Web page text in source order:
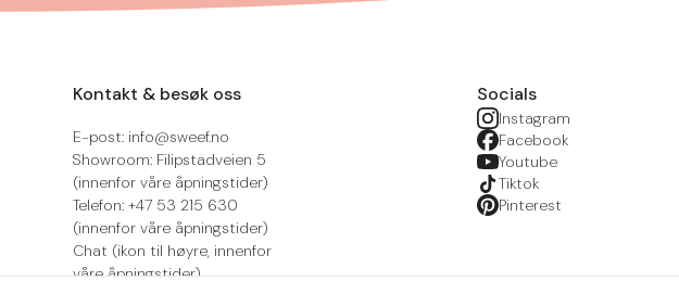
Kontakt & besøk oss
E-post: info@sweef.no
Showroom: Filipstadveien 5
(innenfor våre åpningstider)
Telefon: +47 53 215 630
(innenfor våre åpningstider)
Chat (ikon til høyre, innenfor
våre åpningstider)
Socials
Instagram
Facebook
Youtube
Tiktok
Pinterest